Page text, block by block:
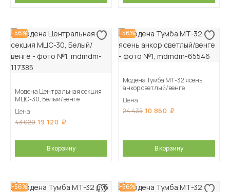
-56%
Модена Центральная секция
МЦС-30, Белый/венге
Цена
43 020 19 120
В корзину
-56%
Модена Тумба МТ-32 ясень
анкор светлый/венге
Цена
24 435 10 860
В корзину
-56% -56%